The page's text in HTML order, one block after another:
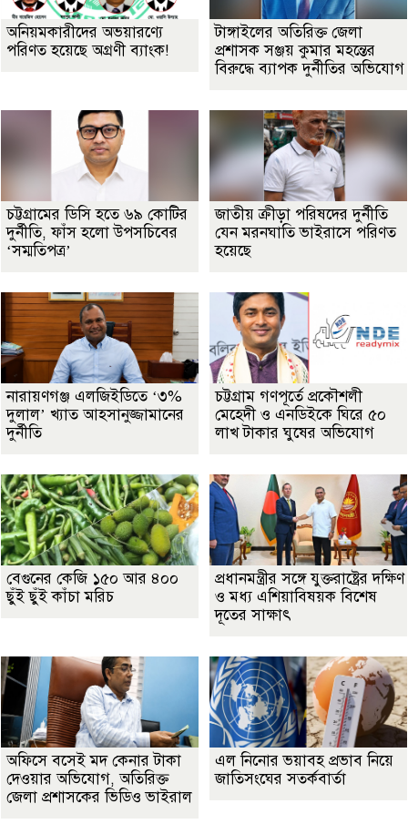
অনিয়মকারীদের অভয়ারণ্যে
পরিণত হয়েছে অগ্রণী ব্যাংক!
টাঙ্গাইলের অতিরিক্ত জেলা
প্রশাসক সঞ্জয় কুমার মহন্তের
বিরুদ্ধে ব্যাপক দুর্নীতির অভিযোগ
চট্টগ্রামের ডিসি হতে ৬৯ কোটির
দুর্নীতি, ফাঁস হলো উপসচিবের
‘সম্মতিপত্র’
জাতীয় ক্রীড়া পরিষদের দুর্নীতি
যেন মরনঘাতি ভাইরাসে পরিণত
হয়েছে
নারায়ণগঞ্জ এলজিইডিতে ‘৩%
দুলাল’ খ্যাত আহসানুজ্জামানের
দুর্নীতি
চট্টগ্রাম গণপূর্তে প্রকৌশলী
মেহেদী ও এনডিইকে ঘিরে ৫০
লাখ টাকার ঘুষের অভিযোগ
বেগুনের কেজি ১৫০ আর ৪০০
ছুঁই ছুঁই কাঁচা মরিচ
প্রধানমন্ত্রীর সঙ্গে যুক্তরাষ্ট্রের দক্ষিণ
ও মধ্য এশিয়াবিষয়ক বিশেষ
দূতের সাক্ষাৎ
অফিসে বসেই মদ কেনার টাকা
দেওয়ার অভিযোগ, অতিরিক্ত
জেলা প্রশাসকের ভিডিও ভাইরাল
এল নিনোর ভয়াবহ প্রভাব নিয়ে
জাতিসংঘের সতর্কবার্তা